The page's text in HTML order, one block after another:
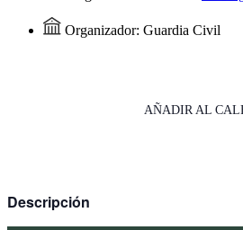
Organizador: Guardia Civil
AÑADIR AL
Descripción